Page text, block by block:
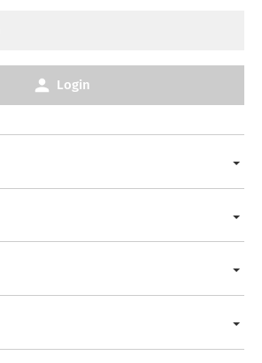
Login